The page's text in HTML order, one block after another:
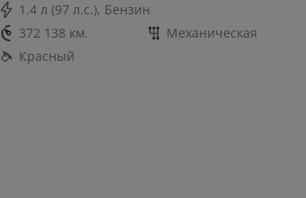
1.4 л (97 л.с.), Бензин
372 138 км.
Механическая
Красный